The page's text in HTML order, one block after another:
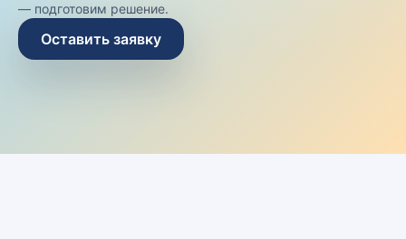
— подготовим решение.
Оставить заявку